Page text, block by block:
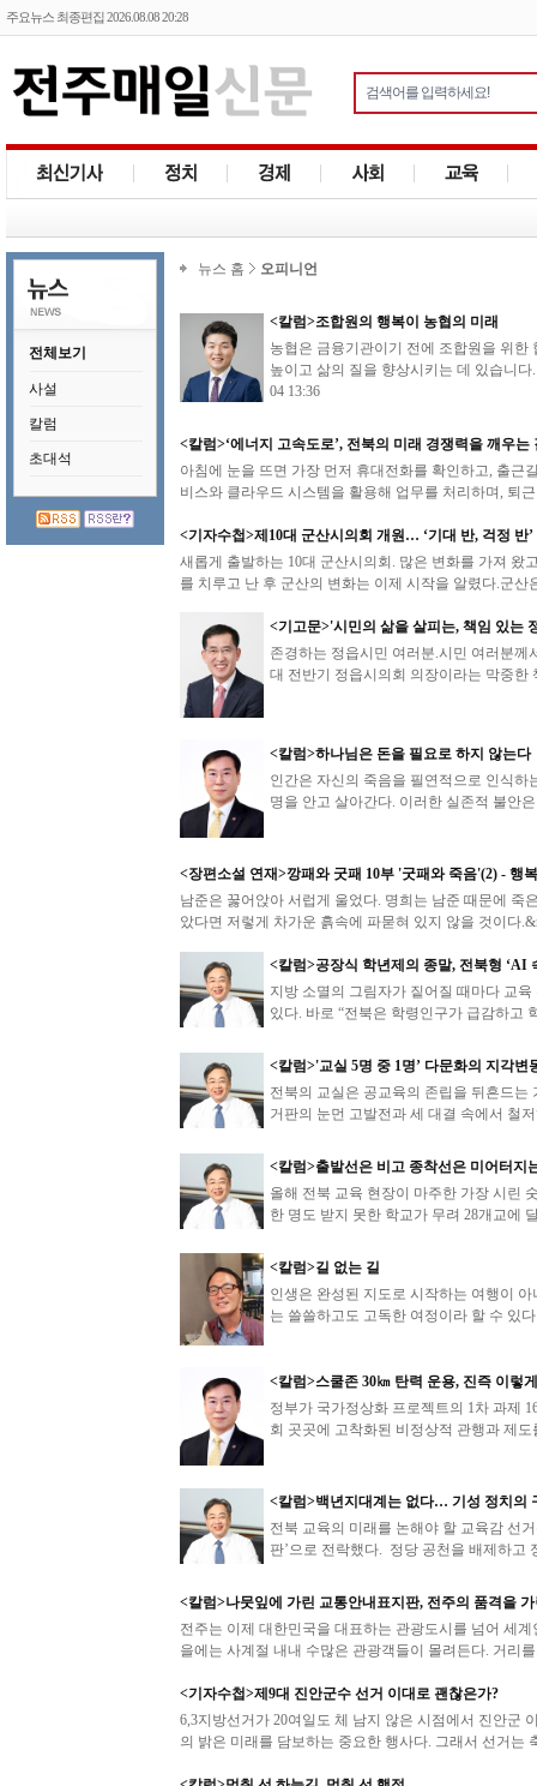
주요뉴스 최종편집 2026.08.08 20:28
전체보기
사설
칼럼
초대석
뉴스 홈 오피니언
<칼럼>조합원의 행복이 농협의 미래
농협은 금융기관이기 전에 조합원을 위
높이고 삶의 질을 향상시키는 데 있습니
04 13:36
<칼럼>‘에너지 고속도로’, 전북의 미래 경쟁력을 깨우는
아침에 눈을 뜨면 가장 먼저 휴대전화를 확인하고, 출
비스와 클라우드 시스템을 활용해 업무를 처리하며, 퇴
<기자수첩>제10대 군산시의회 개원… ‘기대 반, 걱정 반’
새롭게 출발하는 10대 군산시의회. 많은 변화를 가져 왔
를 치루고 난 후 군산의 변화는 이제 시작을 알렸다.군산
<기고문>'시민의 삶을 살피는, 책임 있는
존경하는 정읍시민 여러분.시민 여러분께
대 전반기 정읍시의회 의장이라는 막중
<칼럼>하나님은 돈을 필요로 하지 않는다
인간은 자신의 죽음을 필연적으로 인식
명을 안고 살아간다. 이러한 실존적 불안
<장편소설 연재>깡패와 굿패 10부 '굿패와 죽음'(2) - 행
남준은 꿇어앉아 서럽게 울었다. 명희는 남준 때문에 죽
았다면 저렇게 차가운 흙속에 파묻혀 있지 않을 것이다
<칼럼>공장식 학년제의 종말, 전북형 ‘AI
지방 소멸의 그림자가 짙어질 때마다 교
있다. 바로 “전북은 학령인구가 급감하고
<칼럼>'교실 5명 중 1명’ 다문화의 지각변
전북의 교실은 공교육의 존립을 뒤흔드는
거판의 눈먼 고발전과 세 대결 속에서 철
<칼럼>출발선은 비고 종착선은 미어터지
올해 전북 교육 현장이 마주한 가장 시린
한 명도 받지 못한 학교가 무려 28개교에
<칼럼>길 없는 길
인생은 완성된 지도로 시작하는 여행이
는 쓸쓸하고도 고독한 여정이라 할 수 있
<칼럼>스쿨존 30㎞ 탄력 운용, 진즉 이렇
정부가 국가정상화 프로젝트의 1차 과제
회 곳곳에 고착화된 비정상적 관행과 제
<칼럼>백년지대계는 없다… 기성 정치의
전북 교육의 미래를 논해야 할 교육감 선
판’으로 전락했다. 정당 공천을 배제하고
<칼럼>나뭇잎에 가린 교통안내표지판, 전주의 품격을
전주는 이제 대한민국을 대표하는 관광도시를 넘어 세
을에는 사계절 내내 수많은 관광객들이 몰려든다. 거리
<기자수첩>제9대 진안군수 선거 이대로 괜찮은가?
6,3지방선거가 20여일도 체 남지 않은 시점에서 진안군
의 밝은 미래를 담보하는 중요한 행사다. 그래서 선거는